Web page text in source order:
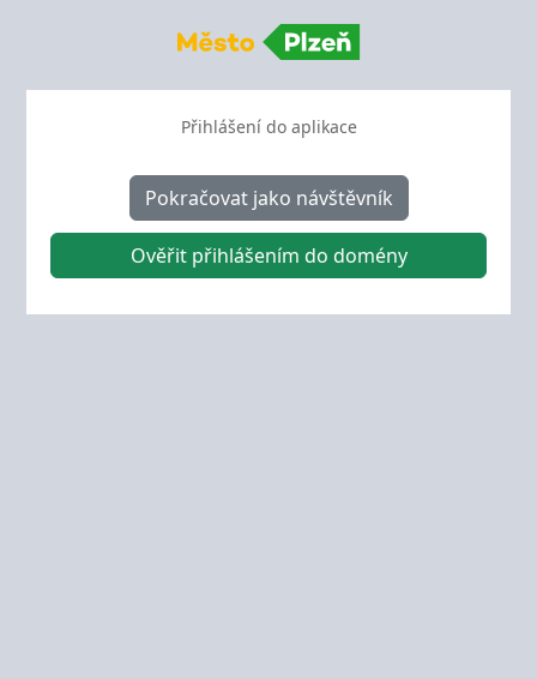
Přihlášení do aplikace
Pokračovat jako návštěvník
Ověřit přihlášením do domény